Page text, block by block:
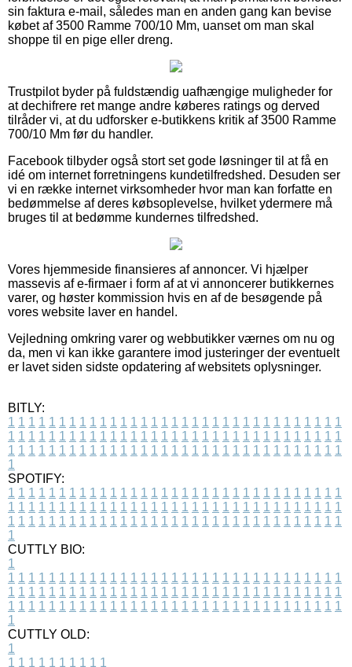
sin faktura e-mail, således man en anden gang kan bevise
købet af 3500 Ramme 700/10 Mm, uanset om man skal
shoppe til en pige eller dreng.
Trustpilot byder på fuldstændig uafhængige muligheder for
at dechifrere ret mange andre køberes ratings og derved
tilråder vi, at du udforsker e-butikkens kritik af 3500 Ramme
700/10 Mm før du handler.
Facebook tilbyder også stort set gode løsninger til at få en
idé om internet forretningens kundetilfredshed. Desuden ser
vi en række internet virksomheder hvor man kan forfatte en
bedømmelse af deres købsoplevelse, hvilket ydermere må
bruges til at bedømme kundernes tilfredshed.
Vores hjemmeside finansieres af annoncer. Vi hjælper
massevis af e-firmaer i form af at vi annoncerer butikkernes
varer, og høster kommission hvis en af de besøgende på
vores website laver en handel.
Vejledning omkring varer og webbutikker værnes om nu og
da, men vi kan ikke garantere imod justeringer der eventuelt
er lavet siden sidste opdatering af websitets oplysninger.
BITLY:
1 1 1 1 1 1 1 1 1 1 1 1 1 1 1 1 1 1 1 1 1 1 1 1 1 1 1 1 1 1 1 1 1
1 1 1 1 1 1 1 1 1 1 1 1 1 1 1 1 1 1 1 1 1 1 1 1 1 1 1 1 1 1 1 1 1
1 1 1 1 1 1 1 1 1 1 1 1 1 1 1 1 1 1 1 1 1 1 1 1 1 1 1 1 1 1 1 1 1
1
SPOTIFY:
1 1 1 1 1 1 1 1 1 1 1 1 1 1 1 1 1 1 1 1 1 1 1 1 1 1 1 1 1 1 1 1 1
1 1 1 1 1 1 1 1 1 1 1 1 1 1 1 1 1 1 1 1 1 1 1 1 1 1 1 1 1 1 1 1 1
1 1 1 1 1 1 1 1 1 1 1 1 1 1 1 1 1 1 1 1 1 1 1 1 1 1 1 1 1 1 1 1 1
1
CUTTLY BIO:
1
1 1 1 1 1 1 1 1 1 1 1 1 1 1 1 1 1 1 1 1 1 1 1 1 1 1 1 1 1 1 1 1 1
1 1 1 1 1 1 1 1 1 1 1 1 1 1 1 1 1 1 1 1 1 1 1 1 1 1 1 1 1 1 1 1 1
1 1 1 1 1 1 1 1 1 1 1 1 1 1 1 1 1 1 1 1 1 1 1 1 1 1 1 1 1 1 1 1 1
1
CUTTLY OLD:
1
1 1 1 1 1 1 1 1 1 1